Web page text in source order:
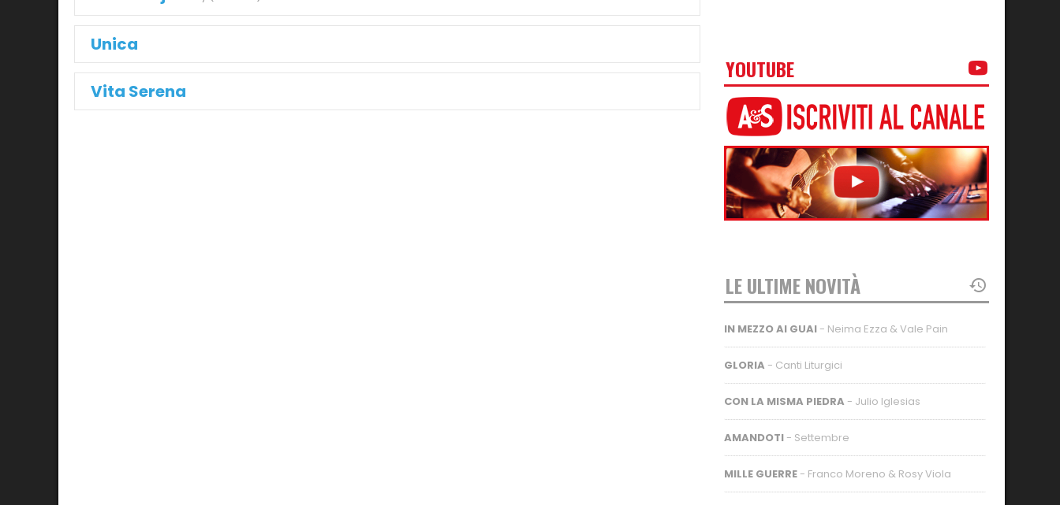
Unica
Vita Serena
YOUTUBE
LE ULTIME NOVITÀ
IN MEZZO AI GUAI - Neima Ezza & Vale Pain
GLORIA - Canti Liturgici
CON LA MISMA PIEDRA - Julio Iglesias
AMANDOTI - Settembre
MILLE GUERRE - Franco Moreno & Rosy Viola